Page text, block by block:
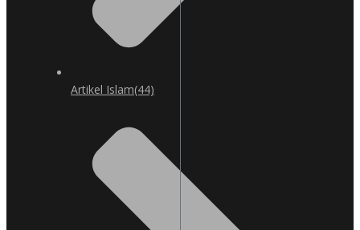
Artikel Islam(44)